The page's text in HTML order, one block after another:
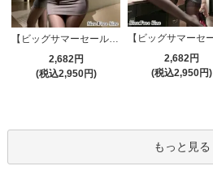
2,682円
(税込2,950円)
2,682円
(税込2,950円)
もっと見る